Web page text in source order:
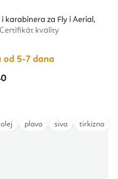
karabinera za Fly i Aerial,
Certifikát kvality
od 5-7 dana
plava siva tirkizna